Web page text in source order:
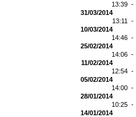
13:39 -
31/03/2014
13:11 -
10/03/2014
14:46 -
25/02/2014
14:06 -
11/02/2014
12:54 -
05/02/2014
14:00 -
28/01/2014
10:25 -
14/01/2014